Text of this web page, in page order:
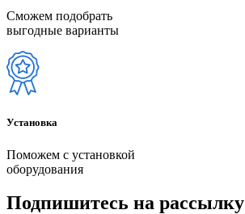
Сможем подобрать
выгодные варианты
Установка
Поможем с установкой
оборудования
Подпишитесь на рассылку